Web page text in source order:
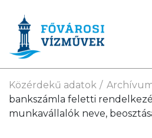
Közérdekű adatok
bankszámla feletti
munkavállalók neve,